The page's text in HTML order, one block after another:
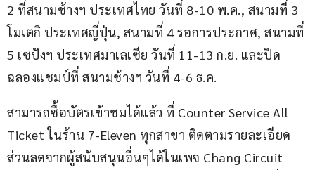
2 ที่สนามช้างฯ ประเทศไทย วันที่ 8-10 พ.ค., สนามที่ 3
โมเตกิ ประเทศญี่ปุ่น, สนามที่ 4 รอการประกาศ, สนามที่
5 เซปังฯ ประเทศมาเลเซีย วันที่ 11-13 ก.ย. และปิด
ฉลองแชมป์ที่ สนามช้างฯ วันที่ 4-6 ธ.ค.
สามารถซื้อบัตรเข้าชมได้แล้ว ที่ Counter Service All
Ticket ในร้าน 7-Eleven ทุกสาขา ติดตามรายละเอียด
ส่วนลดจากผู้สนับสนุนอื่นๆได้ในเพจ Chang Circuit